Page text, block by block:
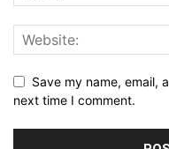
Save my name, email,
next time I comment.